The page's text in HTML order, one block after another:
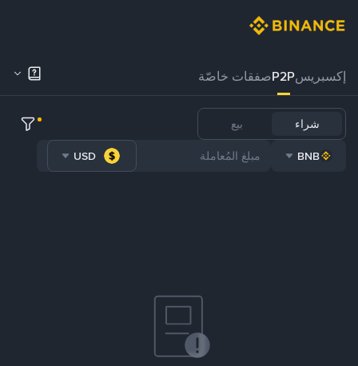
إكسبريسP2Pصفقات خاصّة
شراء بيع
BNB
USD